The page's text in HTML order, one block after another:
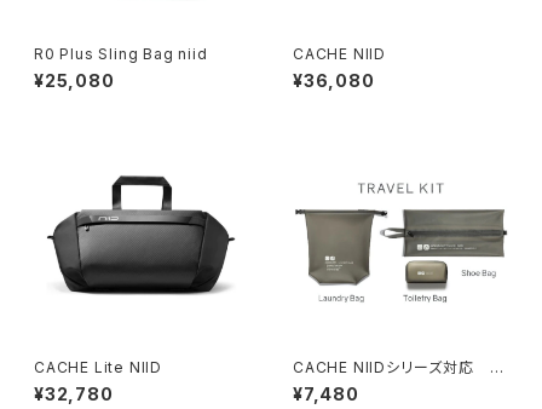
R0 Plus Sling Bag niid
¥25,080
CACHE NIID
¥36,080
CACHE Lite NIID
¥32,780
CACHE NIIDシリーズ対応 ト
ラベルキット
¥7,480